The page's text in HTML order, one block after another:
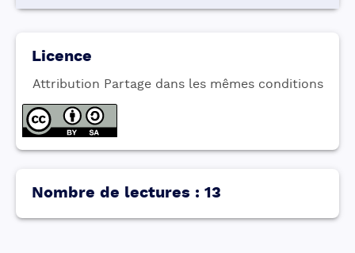
Licence
Attribution Partage dans les mêmes conditions
Nombre de lectures : 13